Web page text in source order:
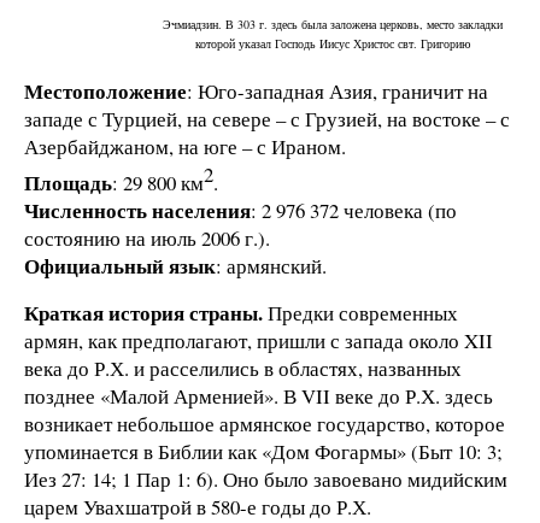
Эчмиадзин. В 303 г. здесь была заложена церковь, место закладки
которой указал Господь Иисус Христос свт. Григорию
Местоположение: Юго-западная Азия, граничит на
западе с Турцией, на севере – с Грузией, на востоке – с
Азербайджаном, на юге – с Ираном.
Площадь: 29 800 км2.
Численность населения: 2 976 372 человека (по
состоянию на июль 2006 г.).
Официальный язык: армянский.
Краткая история страны.Предки современных
армян, как предполагают, пришли с запада около XII
века до Р.Х. и расселились в областях, названных
позднее «Малой Арменией». В VII веке до Р.Х. здесь
возникает небольшое армянское государство, которое
упоминается в Библии как «Дом Фогармы» (Быт 10: 3;
Иез 27: 14; 1 Пар 1: 6). Оно было завоевано мидийским
царем Увахшатрой в 580-е годы до Р.Х.